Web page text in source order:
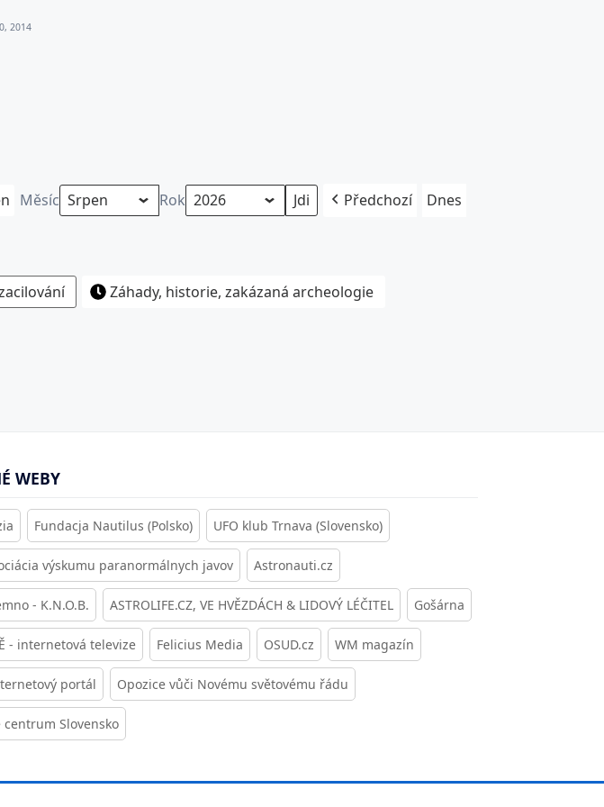
2014
Měsíc Rok Předchozí Dnes
Záhady, historie, zakázaná archeologie
WEBY
Fundacja Nautilus (Polsko) UFO klub Trnava (Slovensko)
výskumu paranormálnych javov Astronauti.cz
- K.N.O.B. ASTROLIFE.CZ, VE HVĚZDÁCH & LIDOVÝ LÉČITEL Gošárna
- internetová televize Felicius Media OSUD.cz WM magazín
portál Opozice vůči Novému světovému řádu
centrum Slovensko